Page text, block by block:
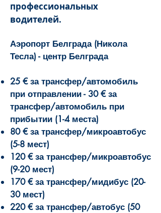
профессиональных
водителей.
Аэропорт Белграда (Никола
Тесла) - центр Белграда
25 € за трансфер/автомобиль
при отправлении - 30 € за
трансфер/автомобиль при
прибытии (1-4 места)
80 € за трансфер/микроавтобус
(5-8 мест)
120 € за трансфер/микроавтобус
(9-20 мест)
170 € за трансфер/мидибус (20-
30 мест)
220 € за трансфер/автобус (50